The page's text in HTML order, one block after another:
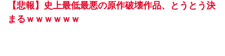
【悲報】史上最低最悪の原作破壊作品、とうとう決
まるｗｗｗｗｗｗ